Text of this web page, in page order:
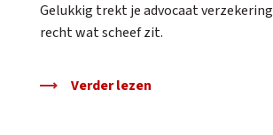
Gelukkig trekt je advocaat
recht wat scheef zit.
Verder lezen